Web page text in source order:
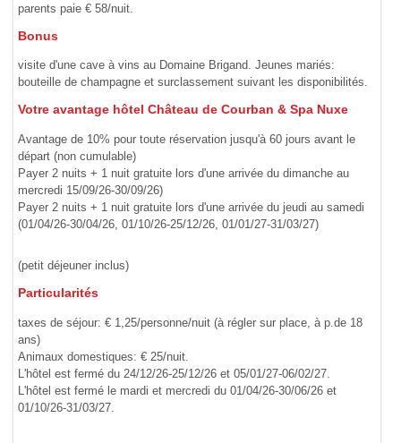
parents paie € 58/nuit.
Bonus
visite d'une cave à vins au Domaine Brigand. Jeunes mariés:
bouteille de champagne et surclassement suivant les disponibilités.
Votre avantage hôtel Château de Courban & Spa Nuxe
Avantage de 10% pour toute réservation jusqu'à 60 jours avant le
départ (non cumulable)
Payer 2 nuits + 1 nuit gratuite lors d'une arrivée du dimanche au
mercredi 15/09/26-30/09/26)
Payer 2 nuits + 1 nuit gratuite lors d'une arrivée du jeudi au samedi
(01/04/26-30/04/26, 01/10/26-25/12/26, 01/01/27-31/03/27)
(petit déjeuner inclus)
Particularités
taxes de séjour: € 1,25/personne/nuit (à régler sur place, à p.de 18
ans)
Animaux domestiques: € 25/nuit.
L'hôtel est fermé du 24/12/26-25/12/26 et 05/01/27-06/02/27.
L'hôtel est fermé le mardi et mercredi du 01/04/26-30/06/26 et
01/10/26-31/03/27.